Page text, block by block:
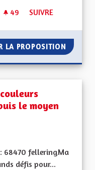
49 49 ABONNÉS
SUIVRE
LA PROPOSITION
le moyen
68470 felleringMa
défis pour...